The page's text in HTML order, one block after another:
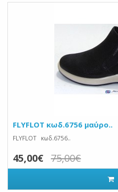
FLYFLOT κωδ.6756 μαύρο..
FLYFLOT κωδ.6756..
45,00€ 75,00€